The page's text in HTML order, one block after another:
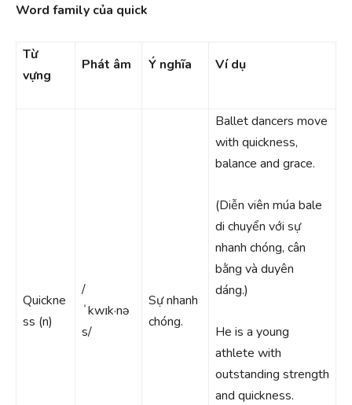
Word family của quick
Từ
vựng
Phát âm Ý nghĩa Ví dụ
Quickne
ss (n)
/
ˈkwɪk·nə
s/
Sự nhanh
chóng.
Ballet dancers move
with quickness,
balance and grace.
(Diễn viên múa bale
di chuyển với sự
nhanh chóng, cân
bằng và duyên
dáng.)
He is a young
athlete with
outstanding strength
and quickness.